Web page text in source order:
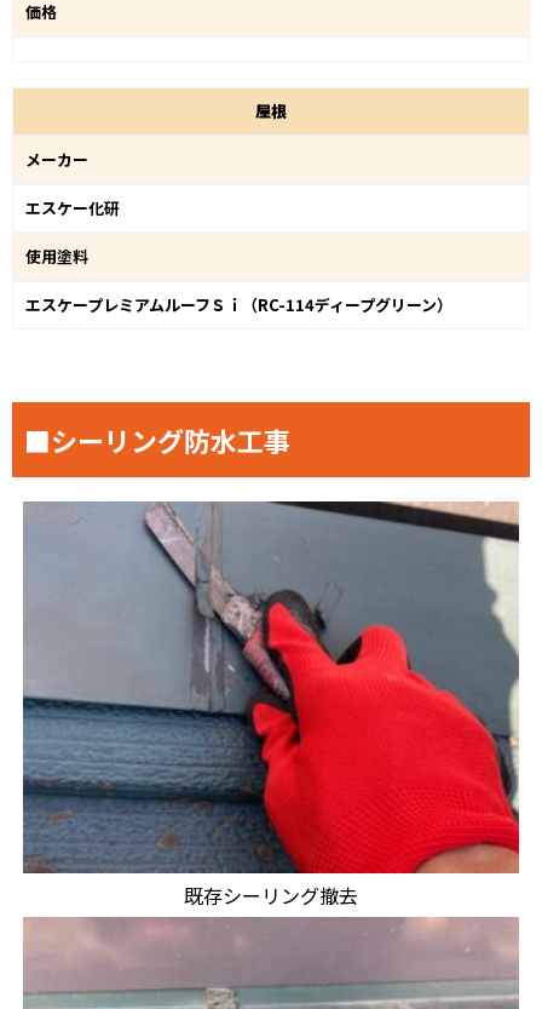
価格
屋根
メーカー
エスケー化研
使用塗料
エスケープレミアムルーフＳｉ（RC-114ディープグリーン）
■シーリング防水工事
既存シーリング撤去